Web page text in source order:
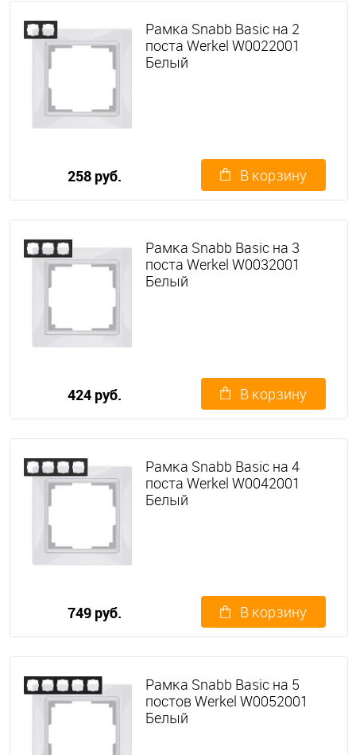
Рамка Snabb Basic на 2
поста Werkel W0022001
Белый
258 руб. В корзину
Рамка Snabb Basic на 3
поста Werkel W0032001
Белый
424 руб. В корзину
Рамка Snabb Basic на 4
поста Werkel W0042001
Белый
749 руб. В корзину
Рамка Snabb Basic на 5
постов Werkel W0052001
Белый